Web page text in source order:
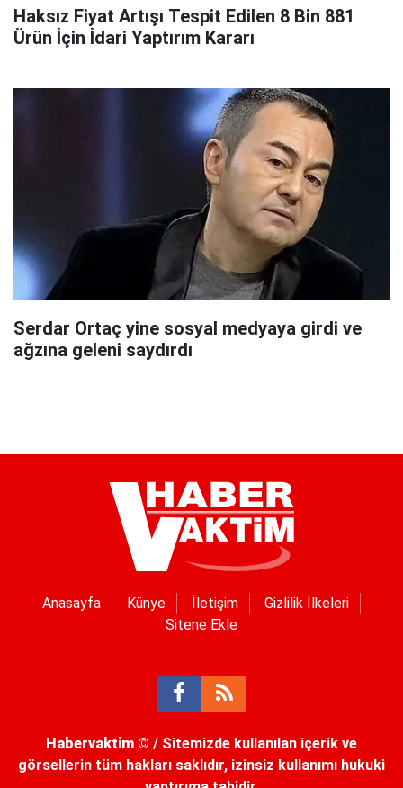
Haksız Fiyat Artışı Tespit Edilen 8 Bin 881
Ürün İçin İdari Yaptırım Kararı
Serdar Ortaç yine sosyal medyaya girdi ve
ağzına geleni saydırdı
Anasayfa Künye İletişim
Gizlilik İlkeleri
Sitene Ekle
Habervaktim © / Sitemizde kullanılan içerik ve
görsellerin tüm hakları saklıdır, izinsiz kullanımı hukuki